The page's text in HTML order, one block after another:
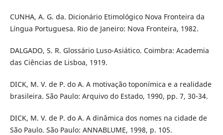
CUNHA, A. G. da. Dicionário Etimológico Nova Fronteira da
Língua Portuguesa. Rio de Janeiro: Nova Fronteira, 1982.
DALGADO, S. R. Glossário Luso-Asiático. Coimbra: Academia
das Ciências de Lisboa, 1919.
DICK, M. V. de P. do A. A motivação toponímica e a realidade
brasileira. São Paulo: Arquivo do Estado, 1990, pp. 7, 30-34.
DICK, M. V. de P. do A. A dinâmica dos nomes na cidade de
São Paulo. São Paulo: ANNABLUME, 1998, p. 105.